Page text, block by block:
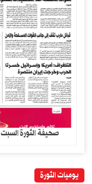
صحيفة الثورة السبت 25 صفر1448 – 8 اغسطس 2026
يوميات الثورة